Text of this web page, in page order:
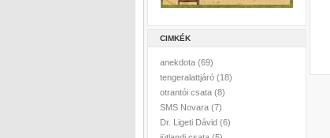
CIMKÉK
anekdota (69)
tengeralattjáró (18)
otrantói csata (8)
SMS Novara (7)
Dr. Ligeti Dávid (6)